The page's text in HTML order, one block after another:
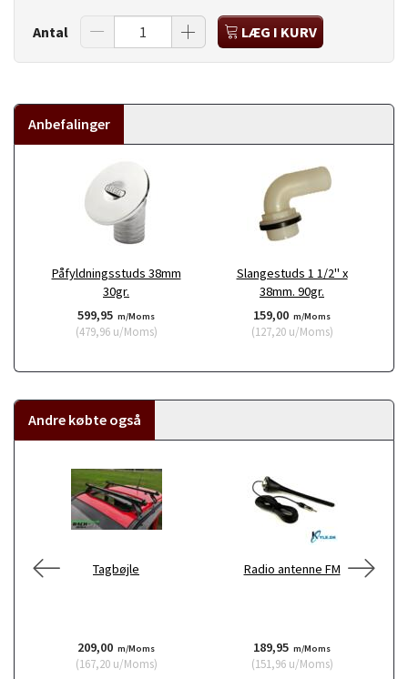
Antal LÆG I KURV
Anbefalinger
Påfyldningsstuds 38mm
30gr.
599,95 m/Moms
(479,96u/Moms)
Slangestuds 1 1/2" x
38mm. 90gr.
159,00 m/Moms
(127,20u/Moms)
Andre købte også
Tagbøjle
209,00 m/Moms
(167,20u/Moms)
Radio antenne FM
189,95 m/Moms
(151,96u/Moms)